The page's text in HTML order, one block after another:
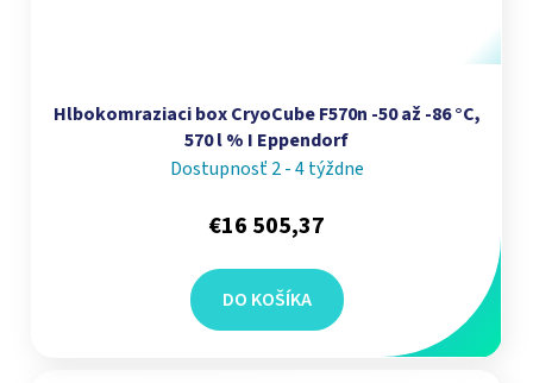
Hlbokomraziaci box CryoCube F570n -50 až -86 °C,
570 l % I Eppendorf
Dostupnosť 2 - 4 týždne
€16 505,37
DO KOŠÍKA